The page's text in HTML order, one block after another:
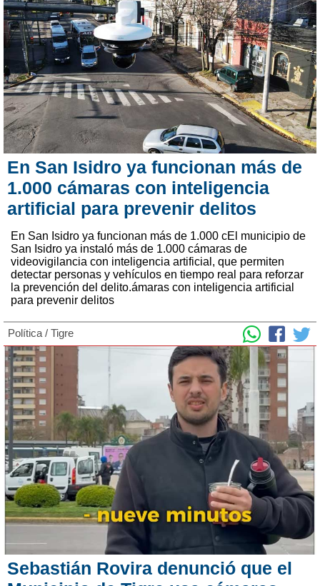
En San Isidro ya funcionan más de
1.000 cámaras con inteligencia
artificial para prevenir delitos
En San Isidro ya funcionan más de 1.000 cEl municipio de
San Isidro ya instaló más de 1.000 cámaras de
videovigilancia con inteligencia artificial, que permiten
detectar personas y vehículos en tiempo real para reforzar
la prevención del delito.ámaras con inteligencia artificial
para prevenir delitos
Política / Tigre
Sebastián Rovira denunció que el